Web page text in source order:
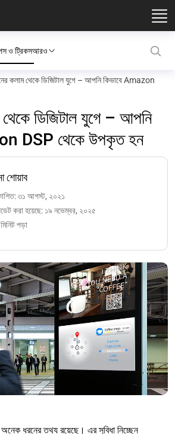
ও ট্রিকসআরও
কলাম থেকে ডিজিটাল যুগে – আপনি কিভাবে Amazon
থেকে ডিজিটাল যুগে – আপনি
DSP থেকে উপকৃত হন
শোয়াব
৩১ আগস্ট, ২০২১
করা হয়েছে: ১৯ নভেম্বর, ২০২৫
পড়া
ধরনের তথ্য রয়েছে। এর সুবিধা নিচ্ছেন